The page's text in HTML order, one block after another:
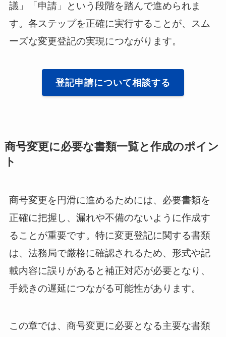
議」「申請」という段階を踏んで進められま
す。各ステップを正確に実行することが、スム
ーズな変更登記の実現につながります。
登記申請について相談する
商号変更に必要な書類一覧と作成のポイン
ト
商号変更を円滑に進めるためには、必要書類を
正確に把握し、漏れや不備のないように作成す
ることが重要です。特に変更登記に関する書類
は、法務局で厳格に確認されるため、形式や記
載内容に誤りがあると補正対応が必要となり、
手続きの遅延につながる可能性があります。
この章では、商号変更に必要となる主要な書類